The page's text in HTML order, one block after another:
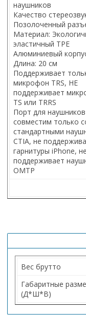
наушников
Качество
Позолоченный
Материал:
эластичный TPE
Алюминиевый
Длина: 20 см
Поддерживает
микрофон TRS, НЕ
поддерживает
TS или TRRS
Порт для наушников
совместим только
стандартными
CTIA, не
гарнитуры iPhone, не
поддерживает
OMTP
Вес брутто
Габаритные
(Д*Ш*В)